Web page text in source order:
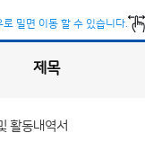
로 밀면 이동 할 수 있습니다.
제목
활동내역서